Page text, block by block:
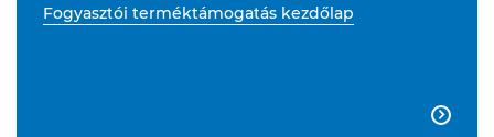
Fogyasztói terméktámogatás kezdőlap
